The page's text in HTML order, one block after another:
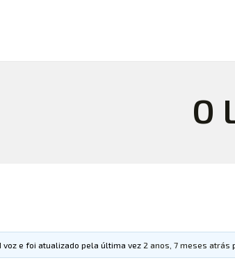
O
CADASTRE-
LOGIN
voz e foi atualizado pela última vez 2 anos, 7 meses atrás